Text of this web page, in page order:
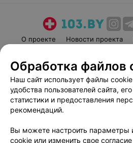
О проекте Новости проекта
Пользовательское соглашение
Вакансии
Написать
Обработка
Обработка файлов
Наш сайт использует файлы
удобства пользователей сайта,
статистики и предоставления
рекомендаций.
Вы можете настроить параметры
cookie или изменить свое